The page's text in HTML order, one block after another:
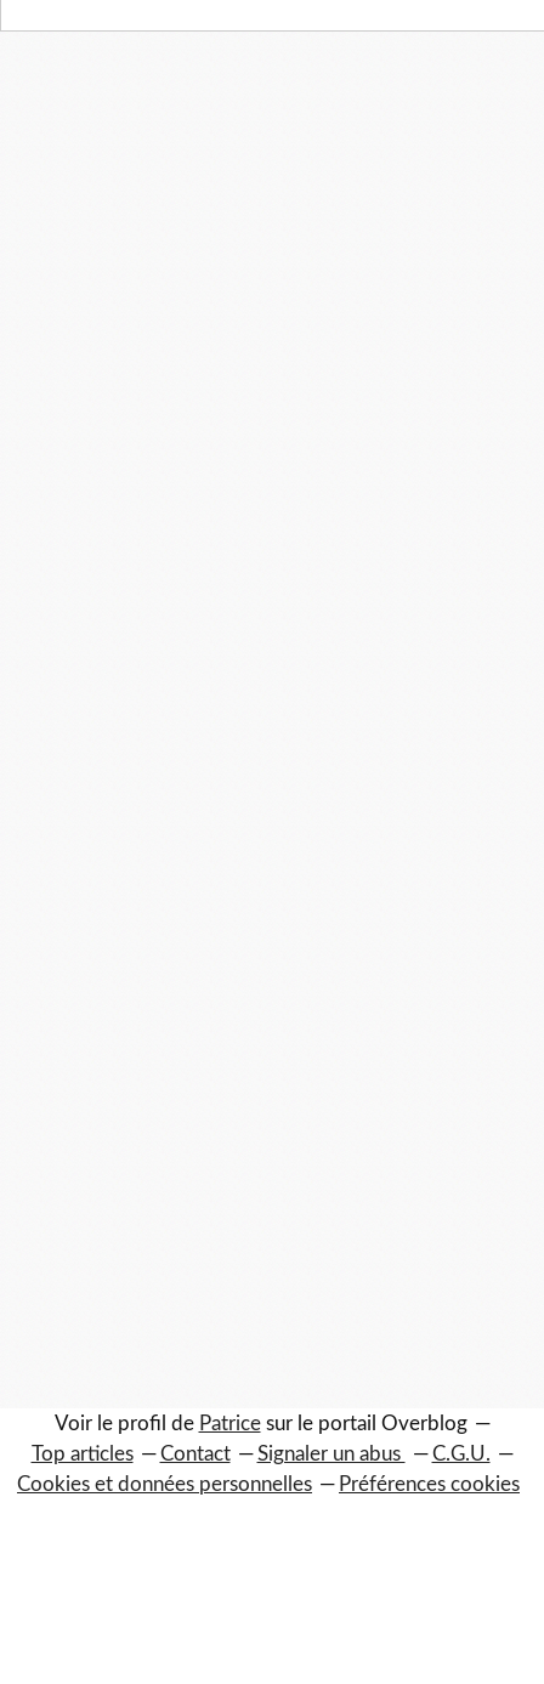
Voir le profil de Patricesur le portail Overblog
Top articles
Contact Signaler un abus
C.G.U.
Cookies et données personnelles
Préférences cookies